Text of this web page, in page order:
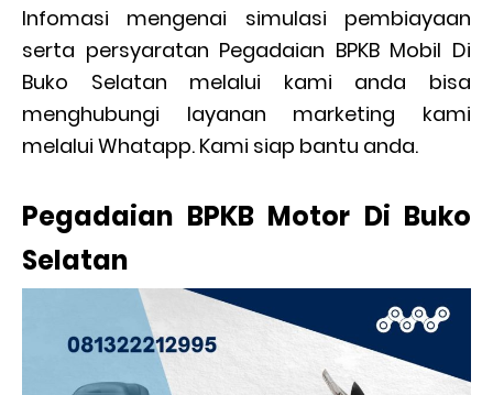
Infomasi mengenai simulasi pembiayaan
serta persyaratan Pegadaian BPKB Mobil Di
Buko Selatan melalui kami anda bisa
menghubungi layanan marketing kami
melalui Whatapp. Kami siap bantu anda.
Pegadaian BPKB Motor Di Buko
Selatan